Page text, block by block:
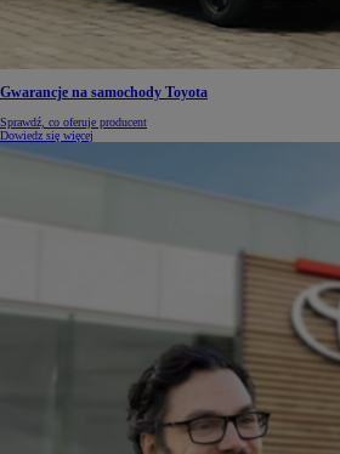
Gwarancje na samochody Toyota
Sprawdź, co oferuje producent
Dowiedz się więcej